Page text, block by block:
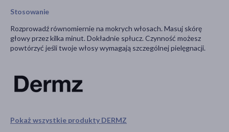
Pokaż wszystkie produkty DERMZ
Stosowanie
Rozprowadź równomiernie na mokrych włosach. Masuj skórę
głowy przez kilka minut. Dokładnie spłucz. Czynność możesz
powtórzyć jeśli twoje włosy wymagają szczególnej pielęgnacji.